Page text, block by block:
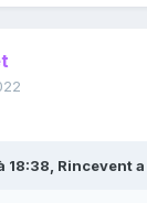
18:38, Rincevent